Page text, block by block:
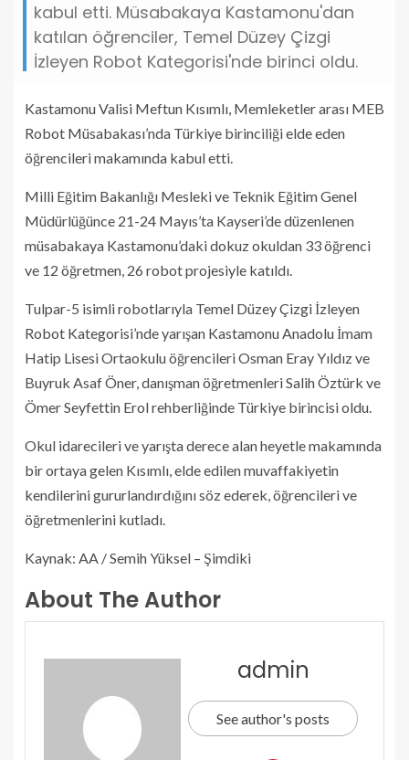
kabul etti. Müsabakaya Kastamonu'dan
katılan öğrenciler, Temel Düzey Çizgi
İzleyen Robot Kategorisi'nde birinci oldu.
Kastamonu Valisi Meftun Kısımlı, Memleketler arası MEB
Robot Müsabakası’nda Türkiye birinciliği elde eden
öğrencileri makamında kabul etti.
Milli Eğitim Bakanlığı Mesleki ve Teknik Eğitim Genel
Müdürlüğünce 21-24 Mayıs’ta Kayseri’de düzenlenen
müsabakaya Kastamonu’daki dokuz okuldan 33 öğrenci
ve 12 öğretmen, 26 robot projesiyle katıldı.
Tulpar-5 isimli robotlarıyla Temel Düzey Çizgi İzleyen
Robot Kategorisi’nde yarışan Kastamonu Anadolu İmam
Hatip Lisesi Ortaokulu öğrencileri Osman Eray Yıldız ve
Buyruk Asaf Öner, danışman öğretmenleri Salih Öztürk ve
Ömer Seyfettin Erol rehberliğinde Türkiye birincisi oldu.
Okul idarecileri ve yarışta derece alan heyetle makamında
bir ortaya gelen Kısımlı, elde edilen muvaffakiyetin
kendilerini gururlandırdığını söz ederek, öğrencileri ve
öğretmenlerini kutladı.
Kaynak: AA / Semih Yüksel – Şimdiki
About The Author
admin
See author's posts